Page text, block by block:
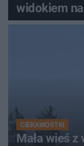
widokiem
CIEKAWOSTKI
Mała wieś